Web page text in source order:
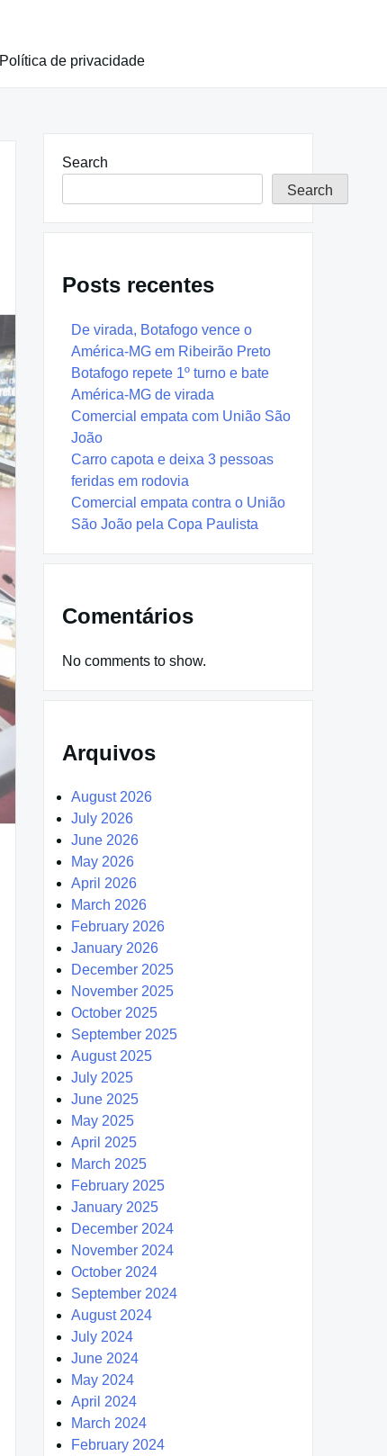
Política de privacidade
Search
Search
Posts recentes
De virada, Botafogo vence o
América-MG em Ribeirão Preto
Botafogo repete 1º turno e bate
América-MG de virada
Comercial empata com União São
João
Carro capota e deixa 3 pessoas
feridas em rodovia
Comercial empata contra o União
São João pela Copa Paulista
Comentários
No comments to show.
Arquivos
August 2026
July 2026
June 2026
May 2026
April 2026
March 2026
February 2026
January 2026
December 2025
November 2025
October 2025
September 2025
August 2025
July 2025
June 2025
May 2025
April 2025
March 2025
February 2025
January 2025
December 2024
November 2024
October 2024
September 2024
August 2024
July 2024
June 2024
May 2024
April 2024
March 2024
February 2024